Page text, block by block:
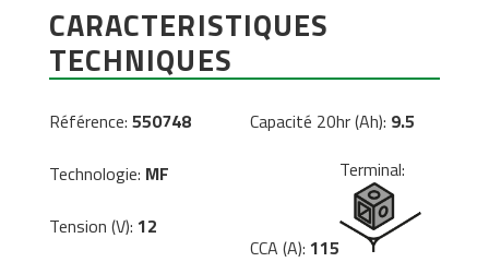
CARACTERISTIQUES
TECHNIQUES
Référence: 550748
Technologie: MF
Tension (V): 12
Capacité 20hr (Ah): 9.5
CCA (A): 115
Terminal: